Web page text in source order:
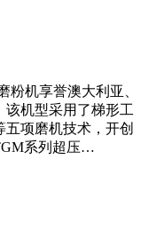
粉机享誉澳大利亚、
该机型采用了梯形工
项磨机技术，开创
系列超压…